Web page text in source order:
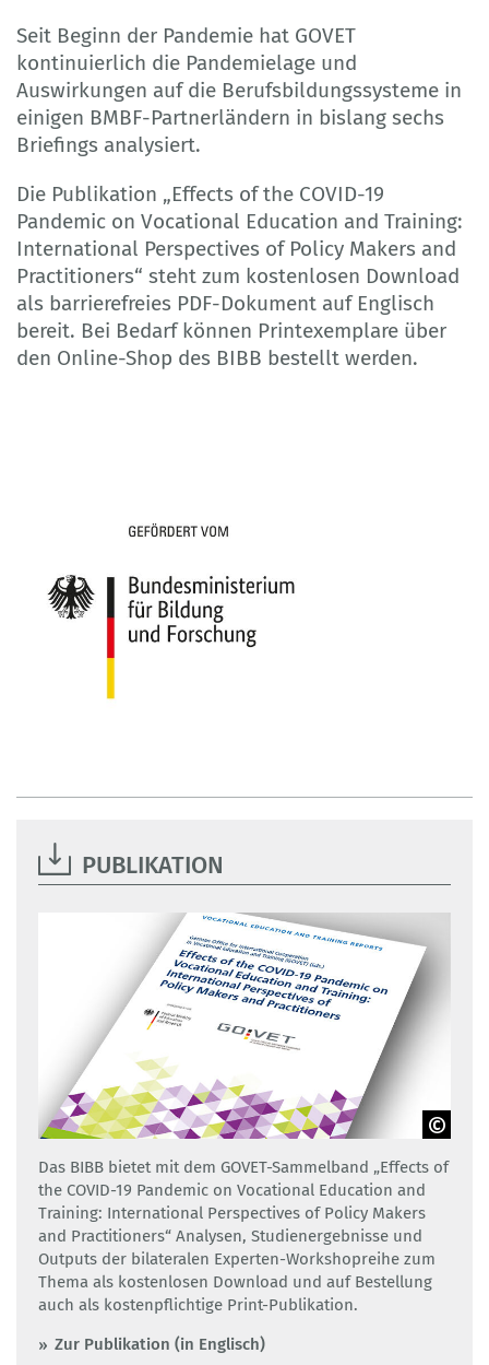
Seit Beginn der Pandemie hat GOVET
kontinuierlich die Pandemielage und
Auswirkungen auf die Berufsbildungssysteme in
einigen BMBF-Partnerländern in bislang sechs
Briefings analysiert.
Die Publikation „Effects of the COVID-19
Pandemic on Vocational Education and Training:
International Perspectives of Policy Makers and
Practitioners“ steht zum kostenlosen Download
als barrierefreies PDF-Dokument auf Englisch
bereit. Bei Bedarf können Printexemplare über
den Online-Shop des BIBB bestellt werden.
PUBLIKATION
BIBB/GOVET
Das BIBB bietet mit dem GOVET-Sammelband „Effects of
the COVID-19 Pandemic on Vocational Education and
Training: International Perspectives of Policy Makers
and Practitioners“ Analysen, Studienergebnisse und
Outputs der bilateralen Experten-Workshopreihe zum
Thema als kostenlosen Download und auf Bestellung
auch als kostenpflichtige Print-Publikation.
Zur Publikation (in Englisch)